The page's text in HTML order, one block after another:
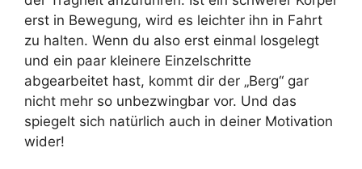
erst in Bewegung, wird es leichter ihn in Fahrt
zu halten. Wenn du also erst einmal losgelegt
und ein paar kleinere Einzelschritte
abgearbeitet hast, kommt dir der „Berg“ gar
nicht mehr so unbezwingbar vor. Und das
spiegelt sich natürlich auch in deiner Motivation
wider!